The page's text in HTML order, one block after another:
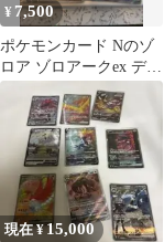
¥ 7,500
ポケモンカード Nのゾ
ロア ゾロアークex デッ
キパーツ
現在 ¥15,000